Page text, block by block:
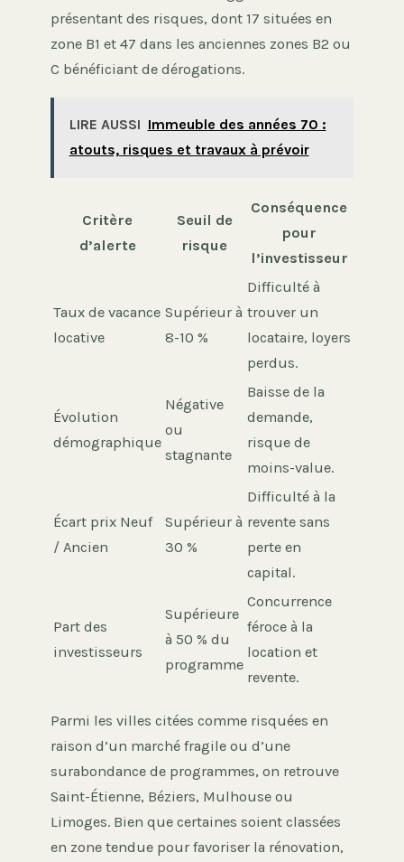
présentant des risques, dont 17 situées en
zone B1 et 47 dans les anciennes zones B2 ou
C bénéficiant de dérogations.
LIRE AUSSI Immeuble des années 70 :
atouts, risques et travaux à prévoir
Critère
d’alerte
Seuil de
risque
Conséquence
pour
l’investisseur
Taux de vacance
locative
Supérieur à
8-10 %
Difficulté à
trouver un
locataire, loyers
perdus.
Évolution
démographique
Négative
ou
stagnante
Baisse de la
demande,
risque de
moins-value.
Écart prix Neuf
/ Ancien
Supérieur à
30 %
Difficulté à la
revente sans
perte en
capital.
Part des
investisseurs
Supérieure
à 50 % du
programme
Concurrence
féroce à la
location et
revente.
Parmi les villes citées comme risquées en
raison d’un marché fragile ou d’une
surabondance de programmes, on retrouve
Saint-Étienne, Béziers, Mulhouse ou
Limoges. Bien que certaines soient classées
en zone tendue pour favoriser la rénovation,